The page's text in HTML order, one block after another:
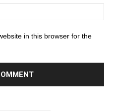
in this browser for the